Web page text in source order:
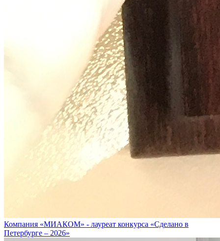
Компания «МИАКОМ» - лауреат конкурса «Сделано в
Петербурге – 2026»